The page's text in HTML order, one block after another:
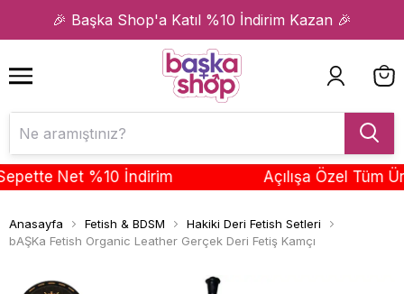
🎉 Başka Shop'a Katıl %10 İndirim Kazan 🎉
1 2
Net %10 İndirim Açılışa Özel Tüm
Anasayfa Fetish & BDSM
Hakiki Deri Fetish Setleri
bAŞKa Fetish Organic Leather Gerçek Deri Fetiş Kamçı